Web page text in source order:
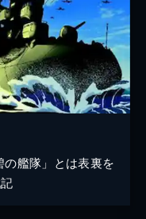
艦隊」とは表裏を